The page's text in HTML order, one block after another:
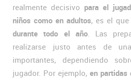
realmente decisivo para el
niños como en adultos, es el
durante todo el año. Las
realizarse justo antes de
importantes, dependiendo
jugador. Por ejemplo, en partidas